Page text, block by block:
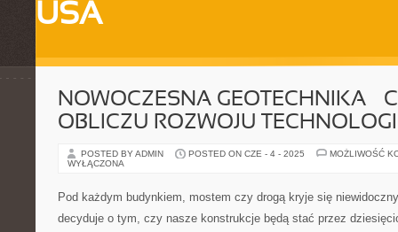
USA
NOWOCZESNA GEOTECHNIKA –
OBLICZU ROZWOJU
POSTED BY ADMIN POSTED ON CZE - 4 - 2025
MOŻLIWOŚĆ
WYŁĄCZONA
Pod każdym budynkiem, mostem czy drogą kryje się
decyduje o tym, czy nasze konstrukcje będą stać przez